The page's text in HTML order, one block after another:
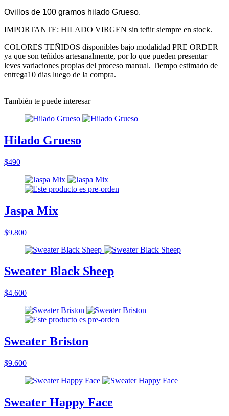
Ovillos de 100 gramos hilado Grueso.
IMPORTANTE: HILADO VIRGEN sin teñir siempre en stock.
COLORES TEÑIDOS disponibles bajo modalidad PRE ORDER
ya que son teñidos artesanalmente, por lo que pueden presentar
leves variaciones propias del proceso manual. Tiempo estimado de
entrega10 dias luego de la compra.
También te puede interesar
Hilado Grueso
$490
Jaspa Mix
$9.800
Sweater Black Sheep
$4.600
Sweater Briston
$9.600
Sweater Happy Face